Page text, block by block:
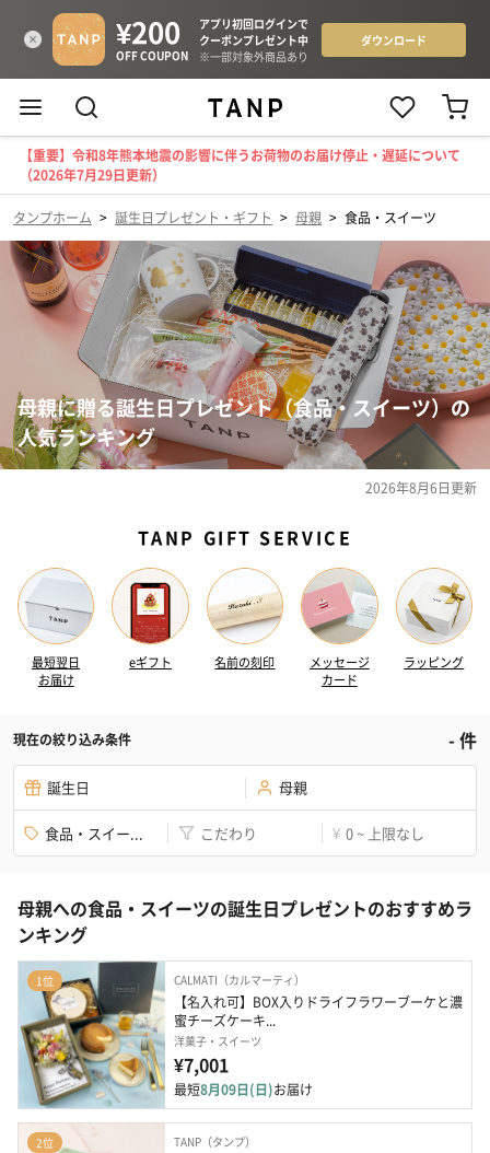
【重要】令和8年熊本地震の影響に伴うお荷物のお届け停止・遅延について
（2026年7月29日更新）
タンプホーム > 誕生日プレゼント・ギフト > 母親 > 食品・スイーツ
母親に贈る誕生日プレゼント（食品・スイーツ）の
人気ランキング
2026年8月6日更新
TANP GIFT SERVICE
最短翌日
お届け
eギフト 名前の刻印
メッセージ
カード
ラッピング
現在の絞り込み条件 -件
誕生日 母親
食品・スイー... こだわり ¥ 0 ~ 上限なし
母親への食品・スイーツの誕生日プレゼントのおすすめラ
ンキング
1位 CALMATI（カルマーティ）
【名入れ可】BOX入りドライフラワーブーケと濃
蜜チーズケーキ...
洋菓子・スイーツ
¥7,001
最短8月09日(日)お届け
2位 TANP（タンプ）